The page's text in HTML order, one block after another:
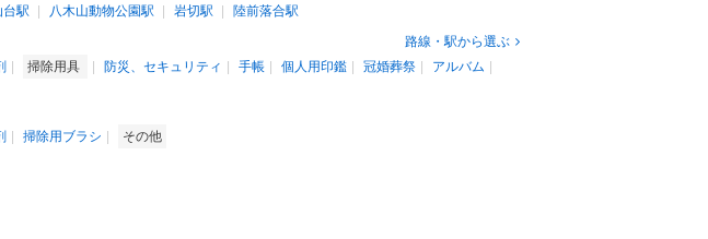
台駅 八木山動物公園駅 岩切駅
陸前落合駅
路線・駅から選ぶ
掃除用具 防災、セキュリティ 手帳 個人用印鑑 冠婚葬祭
アルバム
掃除用ブラシ その他